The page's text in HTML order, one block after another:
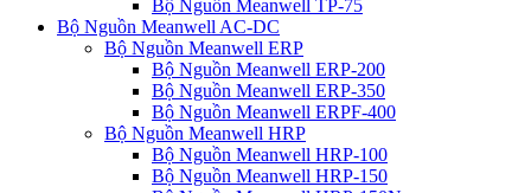
Bộ Nguồn Meanwell TP-75
Bộ Nguồn Meanwell AC-DC
Bộ Nguồn Meanwell ERP
Bộ Nguồn Meanwell ERP-200
Bộ Nguồn Meanwell ERP-350
Bộ Nguồn Meanwell ERPF-400
Bộ Nguồn Meanwell HRP
Bộ Nguồn Meanwell HRP-100
Bộ Nguồn Meanwell HRP-150